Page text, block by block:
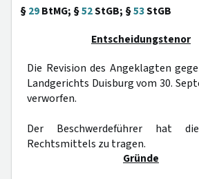
§29BtMG; §52StGB; §53StGB
Entscheidungstenor
Die Revision des Angeklagten
Landgerichts Duisburg vom 30.
verworfen.
Der Beschwerdeführer hat
Rechtsmittels zu tragen.
Gründe